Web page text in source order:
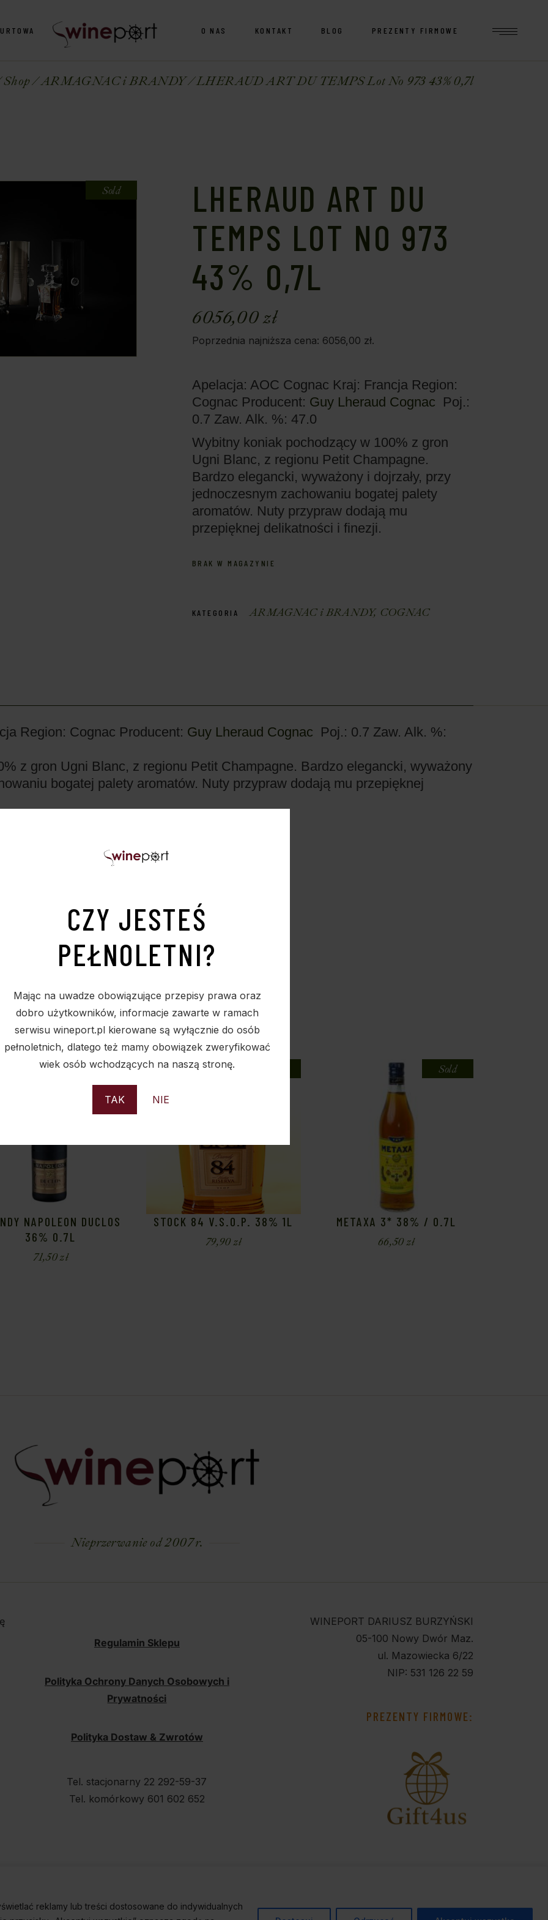
reklamy lub treści dostosowane do indywidualnych
CZY JESTEŚ
PEŁNOLETNI?
Mając na uwadze obowiązujące przepisy prawa oraz
dobro użytkowników, informacje zawarte w ramach
serwisu wineport.pl kierowane są wyłącznie do osób
pełnoletnich, dlatego też mamy obowiązek zweryfikować
wiek osób wchodzących na naszą stronę.
TAK NIE
O NAS KONTAKT BLOG PREZENTY FIRMOWE
Shop ARMAGNAC i BRANDY LHERAUD ART DU TEMPS Lot No 973 43% 0,7l
Sold
LHERAUD ART DU
TEMPS LOT NO 973
43% 0,7L
6056,00zł
Poprzednia najniższa cena: 6056,00 zł.
Apelacja: AOC Cognac Kraj: Francja Region:
Cognac Producent: Guy Lheraud Cognac Poj.:
0.7 Zaw. Alk. %: 47.0
Wybitny koniak pochodzący w 100% z gron
Ugni Blanc, z regionu Petit Champagne.
Bardzo elegancki, wyważony i dojrzały, przy
jednoczesnym zachowaniu bogatej palety
aromatów. Nuty przypraw dodają mu
przepięknej delikatności i finezji.
BRAK W MAGAZYNIE
KATEGORIA ARMAGNAC i BRANDY, COGNAC
Region: Cognac Producent: Guy Lheraud Cognac Poj.: 0.7 Zaw. Alk. %:
z gron Ugni Blanc, z regionu Petit Champagne. Bardzo elegancki, wyważony
bogatej palety aromatów. Nuty przypraw dodają mu przepięknej
PODOBNE PRODUKTY
Sold
NAPOLEON DUCLOS
36% 0.7L
71,50zł
STOCK 84 V.S.O.P. 38% 1L
79,90zł
Sold
METAXA 3* 38% / 0.7L
66,50zł
Nieprzerwanie od 2007 r.
Regulamin Sklepu
Polityka Ochrony Danych Osobowych i
Prywatności
Polityka Dostaw & Zwrotów
Tel. stacjonarny 22 292-59-37
Tel. komórkowy 601 602 652
WINEPORT DARIUSZ BURZYŃSKI
05-100 Nowy Dwór Maz.
ul. Mazowiecka 6/22
NIP: 531 126 22 59
PREZENTY FIRMOWE: